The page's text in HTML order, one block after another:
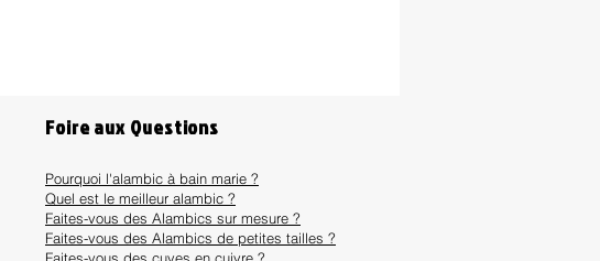
Foire aux Questions
Pourquoi l'alambic à bain marie ?
Quel est le meilleur alambic ?
Faites-vous des Alambics sur mesure ?
Faites-vous des Alambics de petites tailles ?